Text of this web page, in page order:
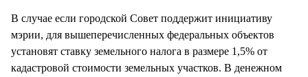
В случае если городской Совет поддержит инициативу
мэрии, для вышеперечисленных федеральных объектов
установят ставку земельного налога в размере 1,5% от
кадастровой стоимости земельных участков. В денежном